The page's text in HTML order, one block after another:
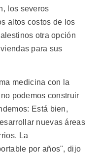
los severos
altos costos de los
otra opción
para sus
medicina con la
podemos construir
Está bien,
nuevas áreas
La
por años", dijo